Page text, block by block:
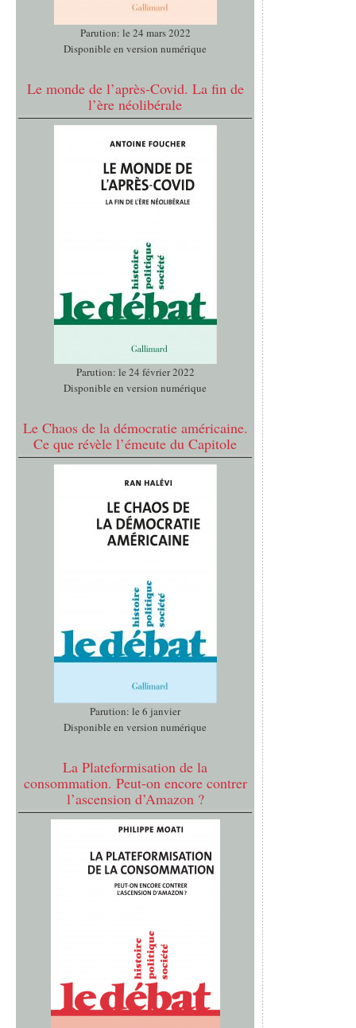
Parution: le 24 mars 2022
Disponible en version numérique
Le monde de l’après-Covid. La fin de
l’ère néolibérale
Parution: le 24 février 2022
Disponible en version numérique
Le Chaos de la démocratie américaine.
Ce que révèle l’émeute du Capitole
Parution: le 6 janvier
Disponible en version numérique
La Plateformisation de la
consommation. Peut-on encore contrer
l’ascension d’Amazon ?